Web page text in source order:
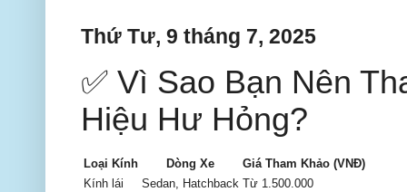
Thứ Tư, 9 tháng 7, 2025
✅ Vì Sao Bạn Nên
Hiệu Hư Hỏng?
Loại Kính Dòng Xe
Giá Tham Khảo (VNĐ)
Kính lái
Sedan, Hatchback Từ 1.500.000